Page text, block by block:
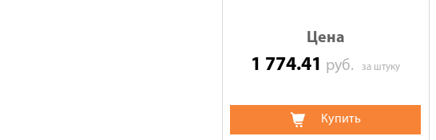
Цена
1 774.41 руб.за штуку
Купить